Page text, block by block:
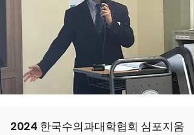
2024 한국수의과대학협회 심포지움